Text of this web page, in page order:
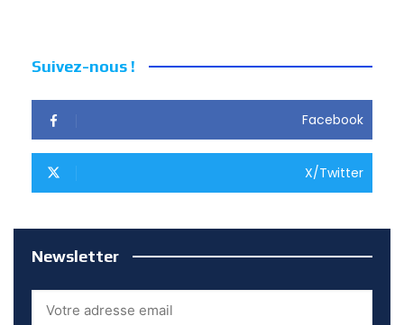
Suivez-nous !
Facebook
X/Twitter
Newsletter